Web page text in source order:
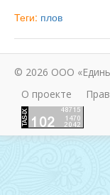
Теги: плов
© 2026 ООО
О проекте